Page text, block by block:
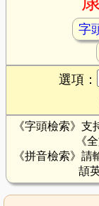
字
選項：
《字頭檢索》
《
《拼音檢索》
頡